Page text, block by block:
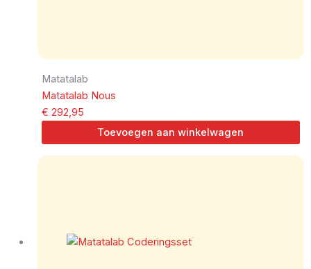
Matatalab
Matatalab Nous
€ 292,95
Toevoegen aan winkelwagen